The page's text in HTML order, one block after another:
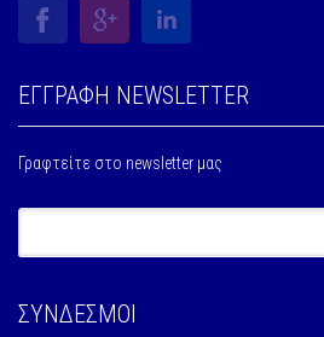
ΕΓΓΡΑΦΗ NEWSLETTER
Γραφτείτε στο newsletter μας
ΣΥΝΔΕΣΜΟΙ